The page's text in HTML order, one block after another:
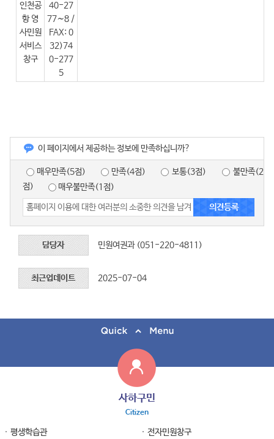
인천공
항 영
사민원
서비스
창구
40-27
77∼8 /
FAX: 0
32)74
0-277
5
이 페이지에서 제공하는 정보에 만족하십니까?
매우만족(5점) 만족(4점) 보통(3점)
점)
매우불만족(1점)
담당자 민원여권과 (051-220-4811)
최근업데이트 2025-07-04
사하구민
Citizen
평생학습관
전자민원창구